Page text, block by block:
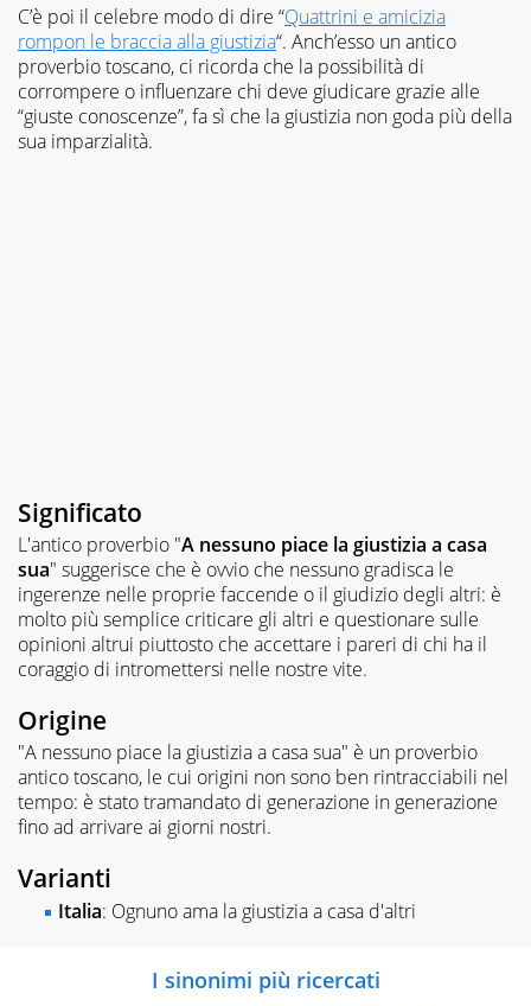
C’è poi il celebre modo di dire “Quattrini e amicizia
rompon le braccia alla giustizia“. Anch’esso un antico
proverbio toscano, ci ricorda che la possibilità di
corrompere o influenzare chi deve giudicare grazie alle
“giuste conoscenze”, fa sì che la giustizia non goda più della
sua imparzialità.
Significato
L'antico proverbio "A nessuno piace la giustizia a casa
sua" suggerisce che è ovvio che nessuno gradisca le
ingerenze nelle proprie faccende o il giudizio degli altri: è
molto più semplice criticare gli altri e questionare sulle
opinioni altrui piuttosto che accettare i pareri di chi ha il
coraggio di intromettersi nelle nostre vite.
Origine
"A nessuno piace la giustizia a casa sua" è un proverbio
antico toscano, le cui origini non sono ben rintracciabili nel
tempo: è stato tramandato di generazione in generazione
fino ad arrivare ai giorni nostri.
Varianti
Italia: Ognuno ama la giustizia a casa d'altri
I sinonimi più ricercati